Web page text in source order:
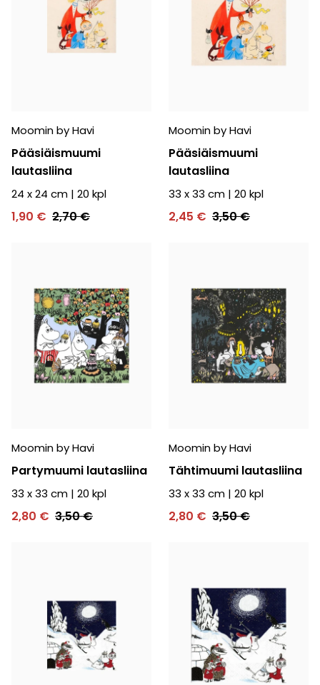
Moomin by Havi
Pääsiäismuumi
lautasliina
24 x 24 cm | 20 kpl
1,90 € 2,70 €
Moomin by Havi
Pääsiäismuumi
lautasliina
33 x 33 cm | 20 kpl
2,45 € 3,50 €
Moomin by Havi
Partymuumi lautasliina
33 x 33 cm | 20 kpl
2,80 € 3,50 €
Moomin by Havi
Tähtimuumi lautasliina
33 x 33 cm | 20 kpl
2,80 € 3,50 €